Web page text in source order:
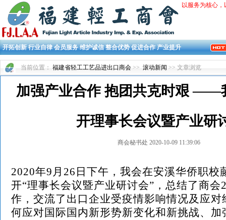
以服务为核心
开拓创新 行业自律 会员服务 维护诚信 整合优势 促进合作 产业提升
当前位置： 福建省轻工工艺品进出口商会 >> 滚动新闻 >> 文章浏览
加强产业合作 抱团共克时艰 ——
开理事长会议暨产业研
商会秘书处 2020-10-09 11:39:06
2020年9月26日下午，我会在安溪华侨职校
开“理事长会议暨产业研讨会”，总结了商会
作，交流了出口企业受疫情影响情况及应对
何应对国际国内新形势新变化和新挑战、加